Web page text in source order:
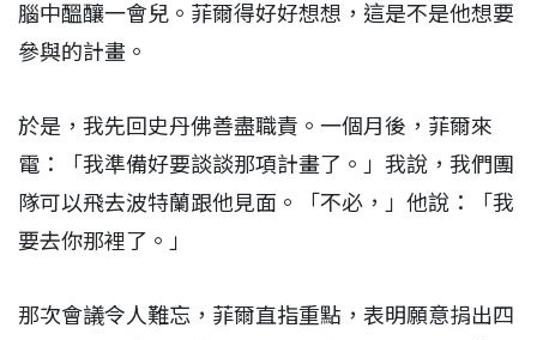
腦中醞釀一會兒。菲爾得好好想想，這是不是他想要
參與的計畫。
於是，我先回史丹佛善盡職責。一個月後，菲爾來
電：「我準備好要談談那項計畫了。」我說，我們團
隊可以飛去波特蘭跟他見面。「不必，」他說：「我
要去你那裡了。」
那次會議令人難忘，菲爾直指重點，表明願意捐出四